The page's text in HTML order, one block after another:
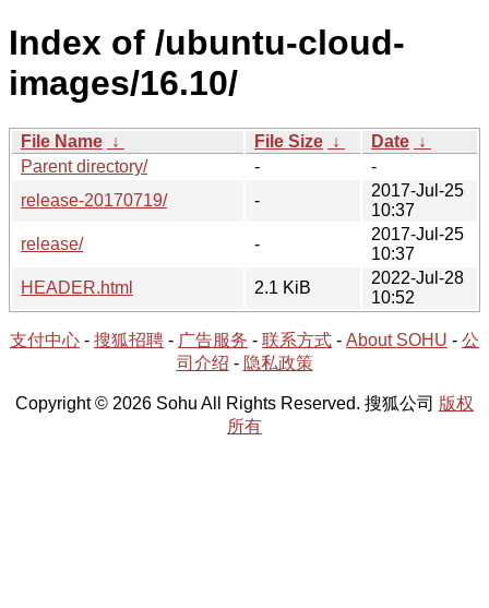
Index of /ubuntu-cloud-
images/16.10/
File Name ↓ File Size ↓ Date ↓
Parent directory/
-
-
release-20170719/
-
2017-Jul-25
10:37
release/
-
2017-Jul-25
10:37
HEADER.html
2.1 KiB
2022-Jul-28
10:52
支付中心 - 搜狐招聘 - 广告服务 - 联系方式 - About SOHU - 公
司介绍 - 隐私政策
Copyright © 2026 Sohu All Rights Reserved. 搜狐公司 版权
所有